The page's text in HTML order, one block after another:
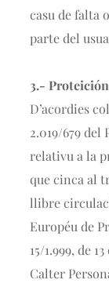
casu de falta
parte del
3.-
D’acordies
2.019/679
relativu a la
que cinca al
llibre
Européu de
15/1.999, de
Calter